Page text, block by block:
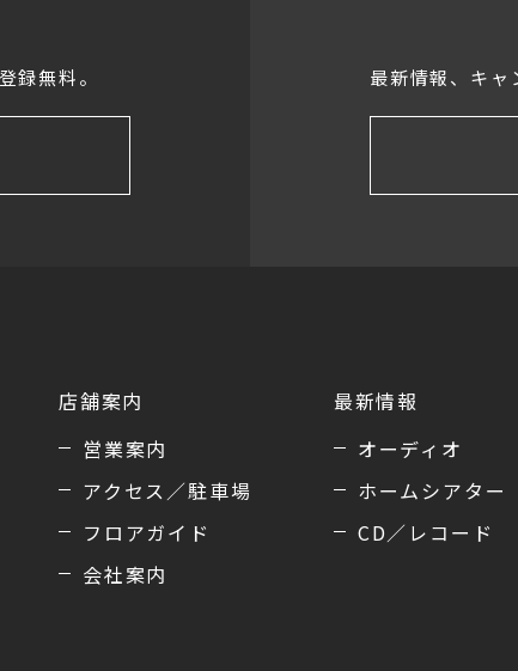
録無料。 最新情報、キ
店舗案内
営業案内
アクセス／駐車場
フロアガイド
会社案内
最新情報
オーディオ
ホームシアター
CD／レコード